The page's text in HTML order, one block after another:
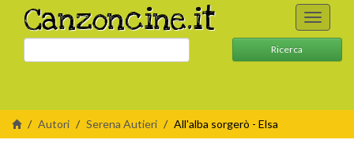
Canzoncine.it
Toggle
Ricerca
Autori Serena Autieri All'alba sorgerò - Elsa